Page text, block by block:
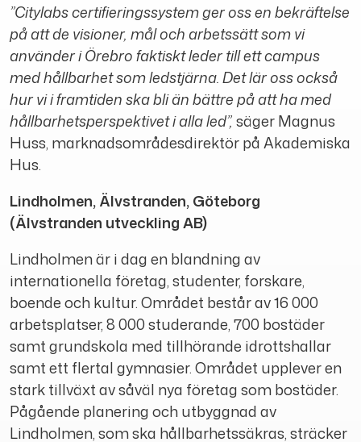
”Citylabs certifieringssystem ger oss en bekräftelse
på att de visioner, mål och arbetssätt som vi
använder i Örebro faktiskt leder till ett campus
med hållbarhet som ledstjärna. Det lär oss också
hur vi i framtiden ska bli än bättre på att ha med
hållbarhetsperspektivet i alla led”,säger Magnus
Huss, marknadsområdesdirektör på Akademiska
Hus.
Lindholmen, Älvstranden, Göteborg
(Älvstranden utveckling AB)
Lindholmen är i dag en blandning av
internationella företag, studenter, forskare,
boende och kultur. Området består av 16 000
arbetsplatser, 8 000 studerande, 700 bostäder
samt grundskola med tillhörande idrottshallar
samt ett flertal gymnasier. Området upplever en
stark tillväxt av såväl nya företag som bostäder.
Pågående planering och utbyggnad av
Lindholmen, som ska hållbarhetssäkras, sträcker